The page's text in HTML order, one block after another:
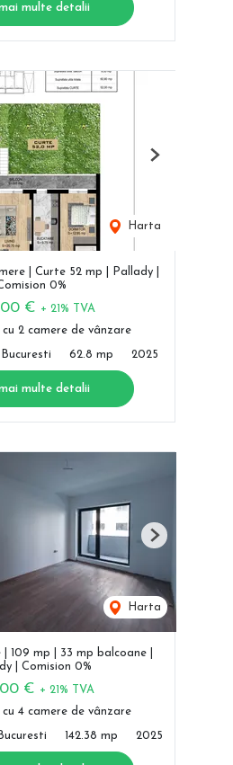
multe detalii
Harta
Next
| Curte 52 mp | Pallady |
0%
€ + 21% TVA
2 camere de vânzare
62.8 mp 2025
multe detalii
Harta
Next
| 109 mp | 33 mp balcoane |
| Comision 0%
€ + 21% TVA
4 camere de vânzare
142.38 mp 2025